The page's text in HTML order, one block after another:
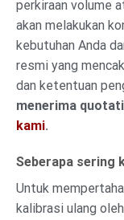
perkiraan volume
akan melakukan
kebutuhan Anda
resmi yang
dan ketentuan
menerima
kami.
Seberapa sering
Untuk
kalibrasi ulang